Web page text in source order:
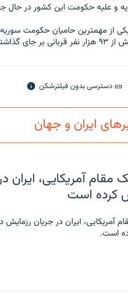
و علیه حکومت این کشور در حال
از مهمترین حامیان حکومت
گذاشته است.
دسترسی بدون فیلترشکن
ایران و جهان
مقام آمریکایی،
کرده است
آمریکایی، ایران در جریان
است.